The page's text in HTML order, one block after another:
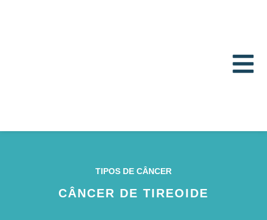
TIPOS DE CÂNCER
CÂNCER DE TIREOIDE